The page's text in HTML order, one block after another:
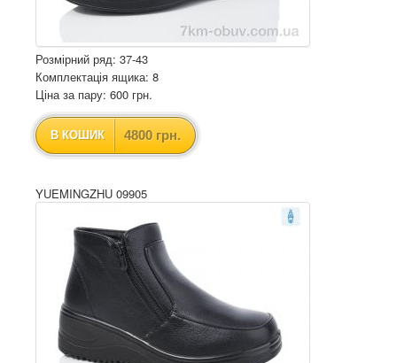
Розмірний ряд: 37-43
Комплектація ящика: 8
Ціна за пару: 600 грн.
В КОШИК 4800 грн.
YUEMINGZHU 09905